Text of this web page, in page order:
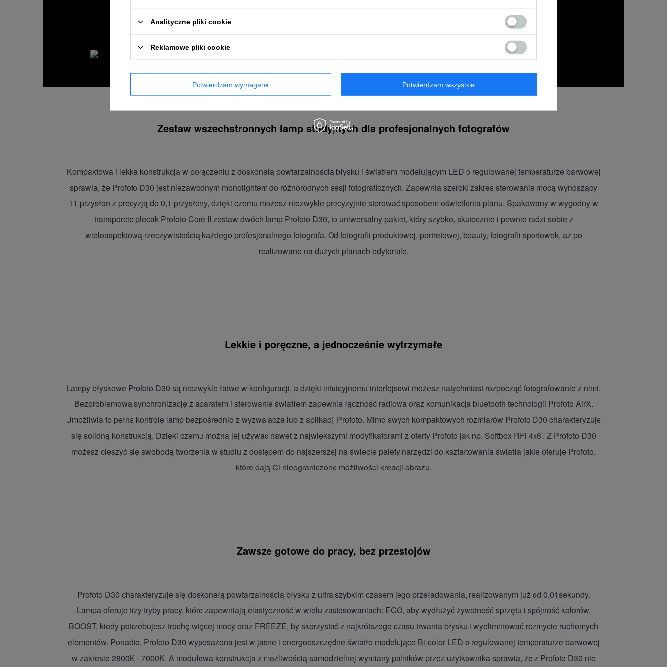
Zestaw wszechstronnych lamp studyjnych dla profesjonalnych fotografów
Kompaktowa i lekka konstrukcja w połączeniu z doskonałą powtarzalnością błysku i światłem modelującym LED o regulowanej temperaturze barwowej
sprawia, że Profoto D30 jest niezawodnym monolightem do różnorodnych sesji fotograficznych. Zapewnia szeroki zakres sterowania mocą wynoszący
11 przysłon z precyzją do 0,1 przysłony, dzięki czemu możesz niezwykle precyzyjnie sterować sposobem oświetlenia planu. Spakowany w wygodny w
transporcie plecak Profoto Core II zestaw dwóch lamp Profoto D30, to uniwersalny pakiet, który szybko, skutecznie i pewnie radzi sobie z
wieloaspektową rzeczywistością każdego profesjonalnego fotografa. Od fotografii produktowej, portretowej, beauty, fotografii sportowek, aż po
realizowane na dużych planach edytoriale.
Lekkie i poręczne, a jednocześnie wytrzymałe
Lampy błyskowe Profoto D30 są niezwykle łatwe w konfiguracji, a dzięki intuicyjnemu interfejsowi możesz natychmiast rozpocząć fotografowanie z nimi.
Bezproblemową synchronizację z aparatem i sterowanie światłem zapewnia łączność radiowa oraz komunikacja bluetooth technologii Profoto AirX.
Umożliwia to pełną kontrolę lamp bezpośrednio z wyzwalacza lub z aplikacji Profoto. Mimo swych kompaktowych rozmiarów Profoto D30 charakteryzuje
się solidną konstrukcją. Dzięki czemu można jej używać nawet z największymi modyfikatorami z oferty Profoto jak np. Softbox RFi 4x6’. Z Profoto D30
możesz cieszyć się swobodą tworzenia w studiu z dostępem do najszerszej na świecie palety narzędzi do kształtowania światła jakie oferuje Profoto,
które dają Ci nieograniczone możliwości kreacji obrazu.
Zawsze gotowe do pracy, bez przestojów
Profoto D30 charakteryzuje się doskonałą powtarzalnością błysku z ultra szybkim czasem jego przeładowania, realizowanym już od 0,01sekundy.
Lampa oferuje trzy tryby pracy, które zapewniają elastyczność w wielu zastosowaniach: ECO, aby wydłużyć żywotność sprzętu i spójność kolorów,
BOOST, kiedy potrzebujesz trochę więcej mocy oraz FREEZE, by skorzystać z najkrótszego czasu trwania błysku i wyeliminować rozmycie ruchomych
elementów. Ponadto, Profoto D30 wyposażona jest w jasne i energooszczędne światło modelujące Bi-color LED o regulowanej temperaturze barwowej
w zakresie 2800K - 7000K. A modułowa konstrukcja z możliwością samodzielnej wymiany palników przez użytkownika sprawia, że z Profoto D30 nie
Analityczne pliki cookie
Reklamowe pliki cookie
Potwierdzam wymagane Potwierdzam wszystkie